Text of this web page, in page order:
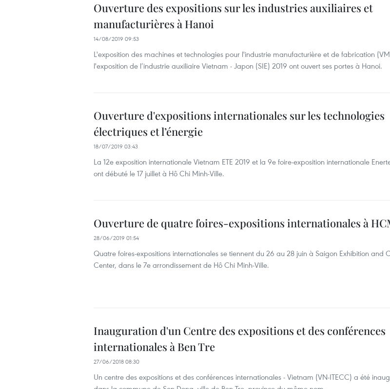
Ouverture des expositions sur les industries auxiliaires et
manufacturières à Hanoi
14/08/2019 09:53
L'exposition des machines et technologies pour l'industrie manufacturière et de fabrication
l'exposition de l’industrie auxiliaire Vietnam - Japon (SIE) 2019 ont ouvert ses portes à Hanoi.
Ouverture d'expositions internationales sur les technologies
électriques et l’énergie
18/07/2019 03:43
La 12e exposition internationale Vietnam ETE 2019 et la 9e foire-exposition internationale
ont débuté le 17 juillet à Hô Chi Minh-Ville.
Ouverture de quatre foires-expositions internationales à
28/06/2019 01:54
Quatre foires-expositions internationales se tiennent du 26 au 28 juin à Saigon Exhibition and
Center, dans le 7e arrondissement de Hô Chi Minh-Ville.
Inauguration d'un Centre des expositions et des conférences
internationales à Ben Tre
27/06/2018 08:30
Un centre des expositions et des conférences internationales - Vietnam (VN-ITECC) a été